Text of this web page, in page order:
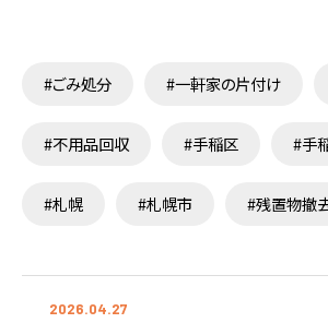
#ごみ処分 #一軒家の片付け
#不用品回収 #手稲区 #手
#札幌 #札幌市 #残置物撤
2026.04.27